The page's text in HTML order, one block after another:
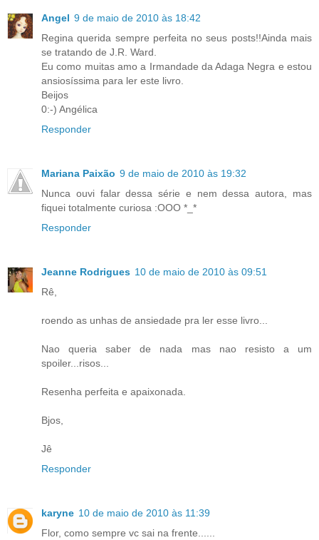
Angel 9 de maio de 2010 às 18:42
Regina querida sempre perfeita no seus posts!!Ainda mais
se tratando de J.R. Ward.
Eu como muitas amo a Irmandade da Adaga Negra e estou
ansiosíssima para ler este livro.
Beijos
0:-) Angélica
Responder
Mariana Paixão 9 de maio de 2010 às 19:32
Nunca ouvi falar dessa série e nem dessa autora, mas
fiquei totalmente curiosa :OOO *_*
Responder
Jeanne Rodrigues 10 de maio de 2010 às 09:51
Rê,
roendo as unhas de ansiedade pra ler esse livro...
Nao queria saber de nada mas nao resisto a um
spoiler...risos...
Resenha perfeita e apaixonada.
Bjos,
Jê
Responder
karyne 10 de maio de 2010 às 11:39
Flor, como sempre vc sai na frente......